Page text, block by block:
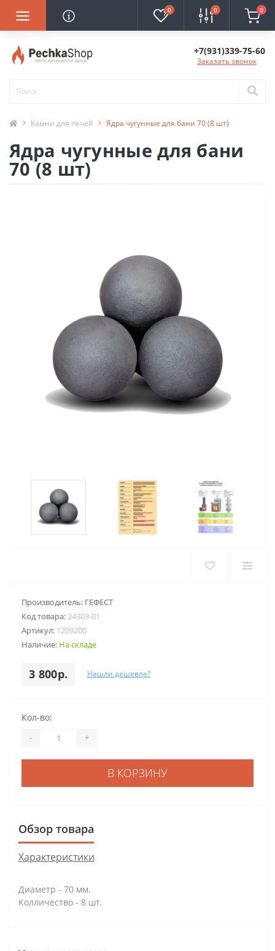
0 0 0
+7(931)339-75-60
Заказать звонок
Камни для печей Ядра чугунные для бани 70 (8 шт)
Ядра чугунные для бани
70 (8 шт)
Производитель: ГЕФЕСТ
Код товара:24303-01
Артикул: 1209200
Наличие: На складе
3 800р. Нашли дешевле?
Кол-во:
- +
В КОРЗИНУ
Обзор товара
Характеристики
Диаметр - 70 мм.
Колличество - 8 шт.